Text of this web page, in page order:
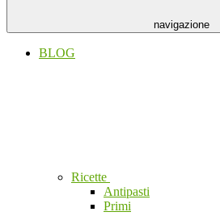
navigazione
BLOG
Ricette
Antipasti
Primi